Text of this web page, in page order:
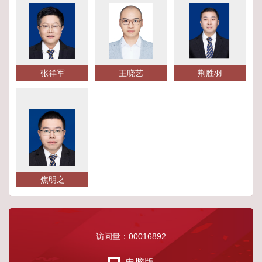
张祥军 王晓艺 荆胜羽
焦明之
访问量： 00016892